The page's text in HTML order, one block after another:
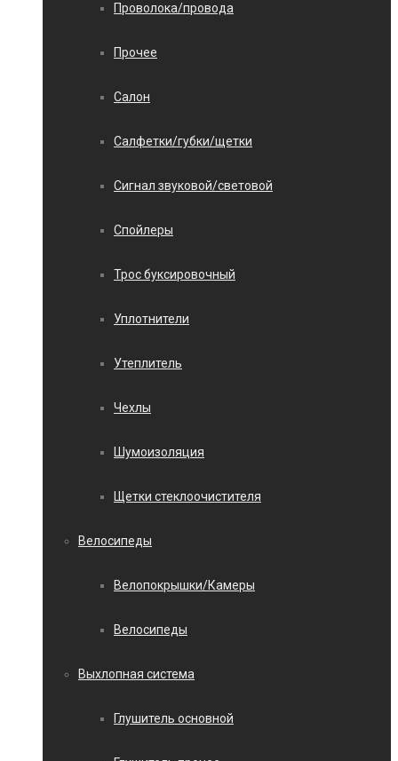
Проволока/провода
Прочее
Салон
Салфетки/губки/щетки
Сигнал звуковой/световой
Спойлеры
Трос буксировочный
Уплотнители
Утеплитель
Чехлы
Шумоизоляция
Щетки стеклоочистителя
Велосипеды
Велопокрышки/Камеры
Велосипеды
Выхлопная система
Глушитель основной